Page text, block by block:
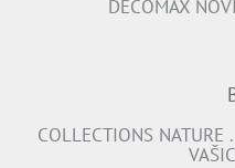
DECOMAX
COLLECTIONS NATURE